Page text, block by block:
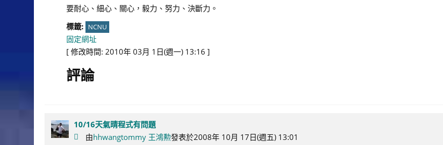
要耐心、細心、關心，毅力、努力、決斷力。
標籤: NCNU
固定網址
[ 修改時間: 2010年 03月 1日(週一) 13:16 ]
評論
10/16天氣晴程式有問題
由hhwangtommy 王鴻勲發表於2008年 10月 17日(週五) 13:01